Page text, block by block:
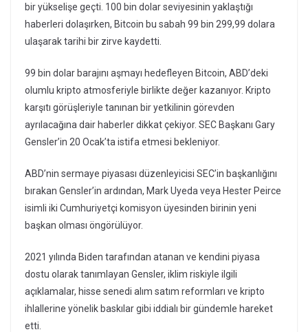
bir yükselişe geçti. 100 bin dolar seviyesinin yaklaştığı
haberleri dolaşırken, Bitcoin bu sabah 99 bin 299,99 dolara
ulaşarak tarihi bir zirve kaydetti.
99 bin dolar barajını aşmayı hedefleyen Bitcoin, ABD’deki
olumlu kripto atmosferiyle birlikte değer kazanıyor. Kripto
karşıtı görüşleriyle tanınan bir yetkilinin görevden
ayrılacağına dair haberler dikkat çekiyor. SEC Başkanı Gary
Gensler’in 20 Ocak’ta istifa etmesi bekleniyor.
ABD’nin sermaye piyasası düzenleyicisi SEC’in başkanlığını
bırakan Gensler’in ardından, Mark Uyeda veya Hester Peirce
isimli iki Cumhuriyetçi komisyon üyesinden birinin yeni
başkan olması öngörülüyor.
2021 yılında Biden tarafından atanan ve kendini piyasa
dostu olarak tanımlayan Gensler, iklim riskiyle ilgili
açıklamalar, hisse senedi alım satım reformları ve kripto
ihlallerine yönelik baskılar gibi iddialı bir gündemle hareket
etti.